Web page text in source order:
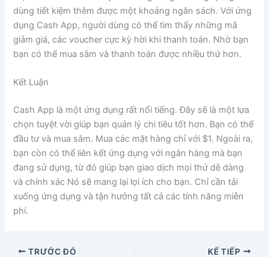
dùng tiết kiệm thêm được một khoảng ngân sách. Với ứng
dụng Cash App, người dùng có thể tìm thấy những mã
giảm giá, các voucher cực kỳ hời khi thanh toán. Nhờ bạn
bạn có thể mua sắm và thanh toán được nhiều thứ hơn.
Kết Luận
Cash App là một ứng dụng rất nổi tiếng. Đây sẽ là một lựa
chọn tuyệt vời giúp bạn quản lý chi tiêu tốt hơn. Bạn có thể
đầu tư và mua sắm. Mua các mặt hàng chỉ với $1. Ngoài ra,
bạn còn có thể liên kết ứng dụng với ngân hàng mà bạn
đang sử dụng, từ đó giúp bạn giao dịch mọi thứ dễ dàng
và chính xác Nó sẽ mang lại lợi ích cho bạn. Chỉ cần tải
xuống ứng dụng và tận hưởng tất cả các tính năng miễn
phí.
TRƯỚC ĐÓ KẾ TIẾP